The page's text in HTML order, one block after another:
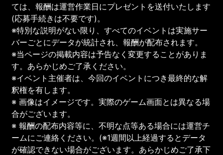
ては、報酬は運営作業日にプレゼントを送付いたします
(応募手続きは不要です)。
※特別な説明がない限り、すべてのイベントは実施サー
バーごとにデータが統計され、報酬が配布されます。
※当ページの掲載内容は予告なく変更することがありま
す。あらかじめご了承ください。
※イベント主催者は、今回のイベントにつき最終的な解
釈権を有します。
※ 画像はイメージです。実際のゲーム画面とは異なる場
合がございます。
※ 報酬の配布内容等に、不明な点等ある場合には運営チ
ームにご連絡ください。(※1週間以上経過するとデータ
が確認できない場合がございます。あらかじめご了承下